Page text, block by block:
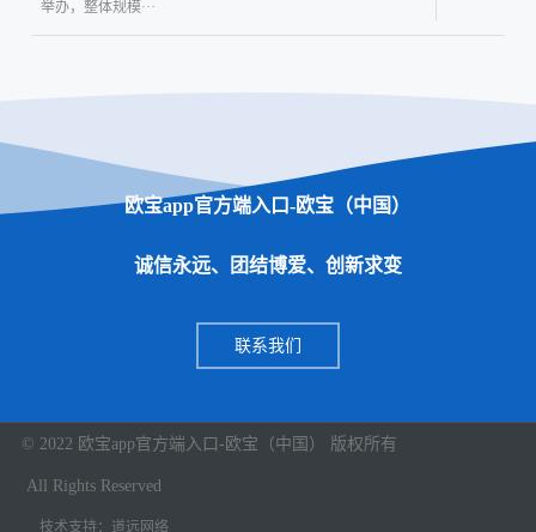
举办，整体规模···
欧宝app官方端入口-欧宝（中国）
诚信永远、团结博爱、创新求变
联系我们
© 2022 欧宝app官方端入口-欧宝（中国） 版权所有
All Rights Reserved
技术支持：道远网络